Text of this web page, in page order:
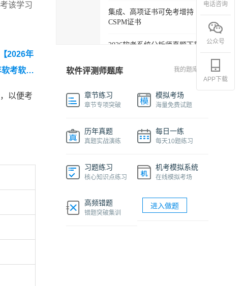
该学习
【2026年
软考软件
以便考
集成、高项证书可免考增持
CSPM证书
2026软考系统分析师真题下载
软考各科目自学必备学习包
2027年信息系统项目管理师精
品班
费课程
机考系统操作流程及画图讲解
软考网络工程师视频课程
软件评测师题库 我的题库
章节练习
章节专项突破
模拟考场
海量免费试题
历年真题
真题实战演练
每日一练
每天10题练习
习题练习
核心知识点练习
机考模拟系统
在线模拟考场
高频错题
错题突破集训
进入做题
电话咨询
公众号
APP下载